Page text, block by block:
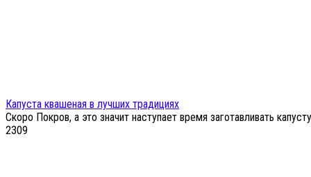
Капуста квашеная в лучших традициях
Скоро Покров, а это значит наступает время заготавливать
2309